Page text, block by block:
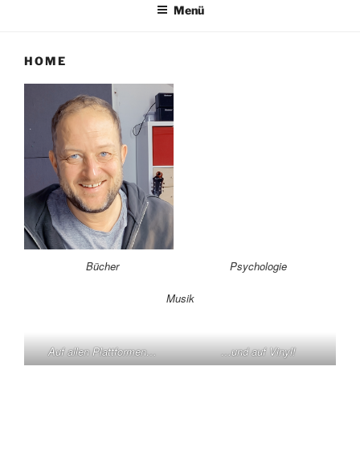
Menü
HOME
Bücher Psychologie
Musik
Auf allen Plattformen… …und auf Vinyl!